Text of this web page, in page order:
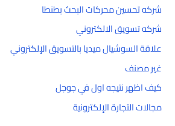
شركه تحسين محركات البحث بطنطا
شركه تسويق الالكتروني
علاقة السوشيال ميديا بالتسويق الإلكتروني
غير مصنف
كيف اظهر نتيجه اول في جوجل
مجالات التجارة الإلكترونية